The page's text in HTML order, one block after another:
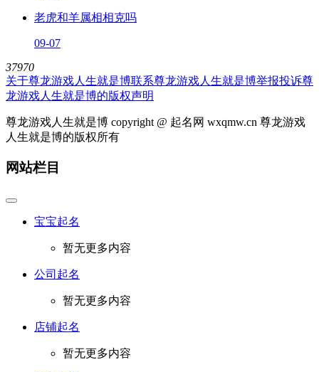
老虎和羊属相相克吗
09-07
37970
关于尊龙游戏人生就是博联系尊龙游戏人生就是博举报投诉尊
龙游戏人生就是博的版权声明
尊龙游戏人生就是博 copyright @ 起名网 wxqmw.cn 尊龙游戏
人生就是博的版权所有
网站栏目
宝宝起名
暂无更多内容
公司起名
暂无更多内容
店铺起名
暂无更多内容